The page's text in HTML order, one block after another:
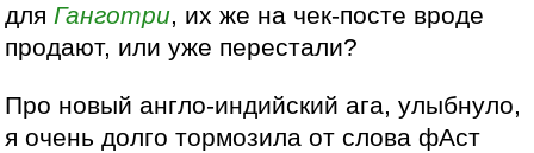
дляГанготри, их же на чек-посте вроде
продают, или уже перестали?
Про новый англо-индийский ага, улыбнуло,
я очень долго тормозила от слова фАст